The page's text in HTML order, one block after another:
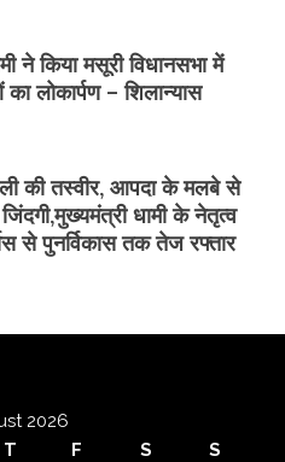
ने किया मसूरी विधानसभा में
लोकार्पण – शिलान्यास
की तस्वीर, आपदा के मलबे से
धामी के नेतृत्व
से पुनर्विकास तक तेज रफ्तार
2026
T F S
S